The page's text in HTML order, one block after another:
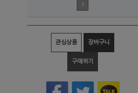
?
관심상품 장바구니
구매하기